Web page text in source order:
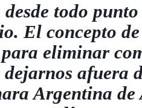
todo
El concepto
eliminar
dejarnos afuera
Argentina